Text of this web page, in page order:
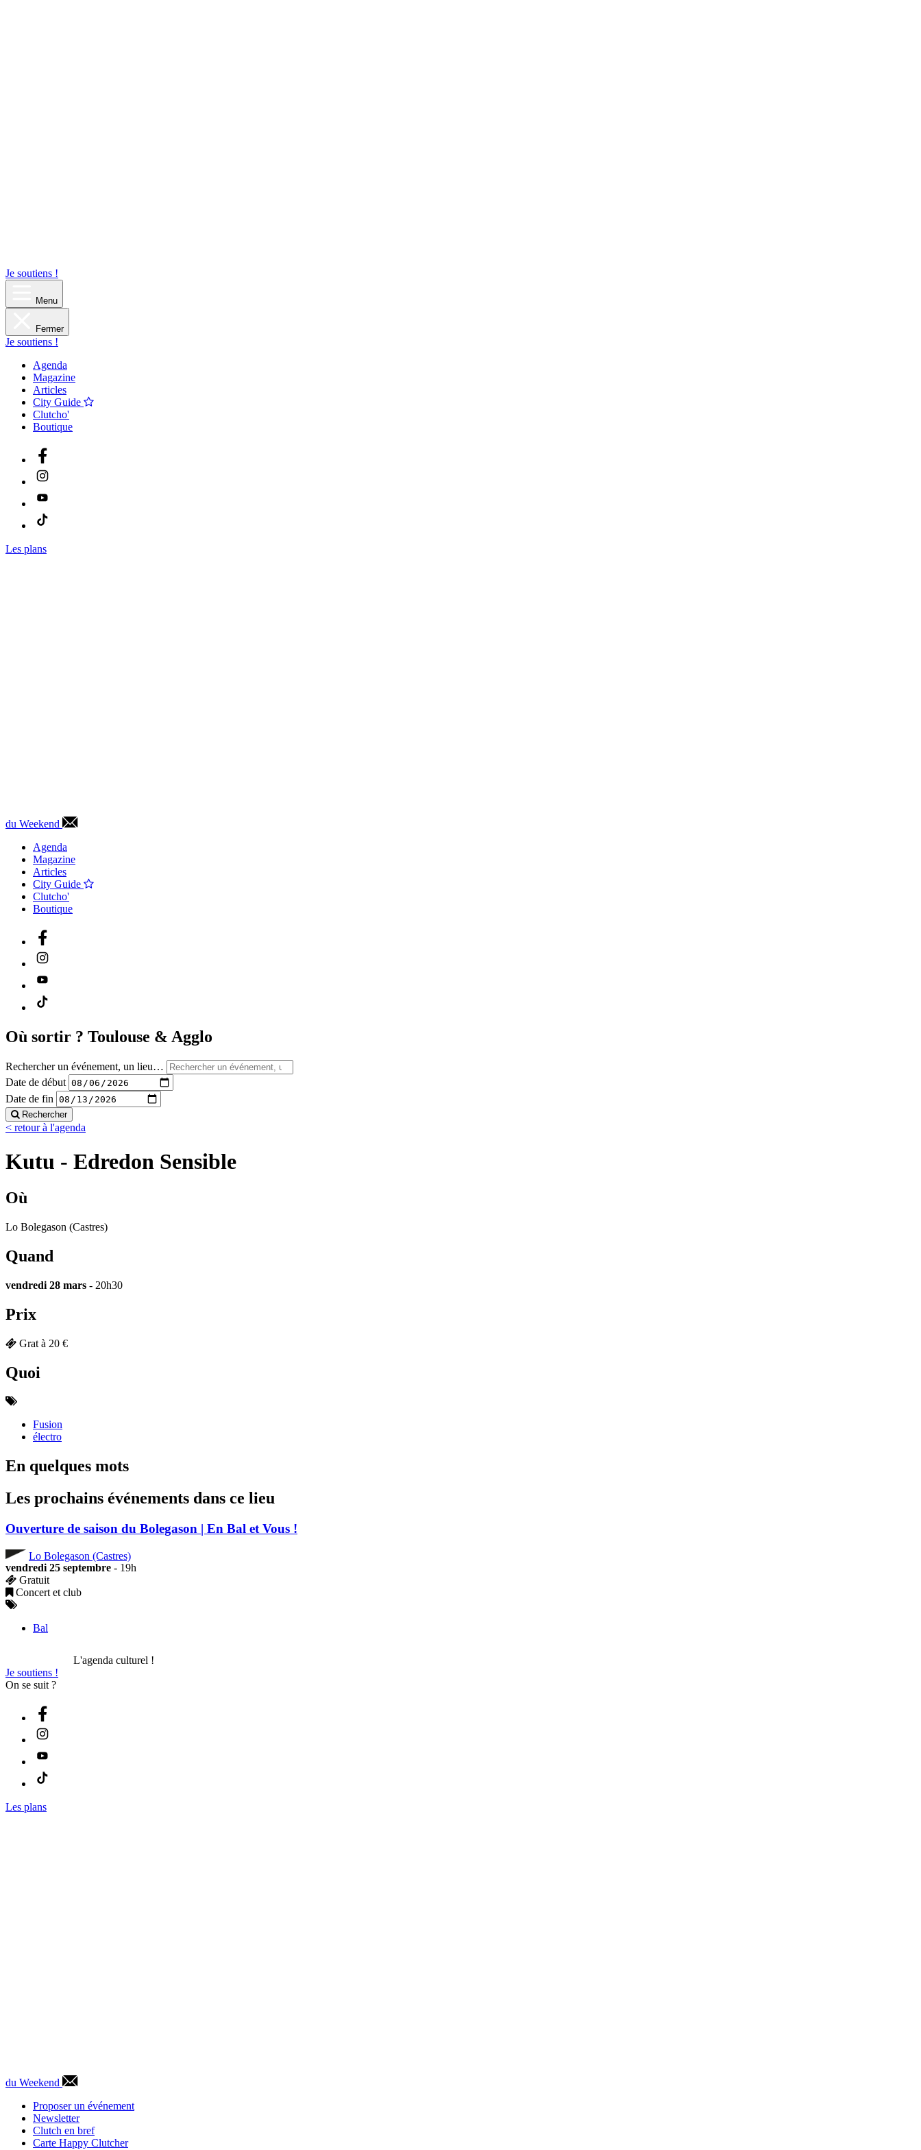
Je soutiens !
Menu
Fermer
Je soutiens !
Agenda
Magazine
Articles
City Guide
Clutcho'
Boutique
Les plans
du Weekend
Agenda
Magazine
Articles
City Guide
Clutcho'
Boutique
Où sortir ? Toulouse & Agglo
Rechercher un événement, un lieu…
Date de début
Date de fin
Rechercher
< retour à l'agenda
Kutu - Edredon Sensible
Où
Lo Bolegason (Castres)
Quand
vendredi 28 mars - 20h30
Prix
Grat à 20 €
Quoi
Fusion
électro
En quelques mots
Les prochains événements dans ce lieu
Ouverture de saison du Bolegason | En Bal et Vous !
Lo Bolegason (Castres)
vendredi 25 septembre - 19h
Gratuit
Concert et club
Bal
L'agenda culturel !
Je soutiens !
On se suit ?
Les plans
du Weekend
Proposer un événement
Newsletter
Clutch en bref
Carte Happy Clutcher